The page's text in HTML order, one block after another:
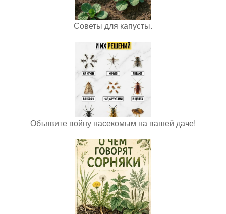
Советы для капусты.
Объявите войну насекомым на вашей даче!